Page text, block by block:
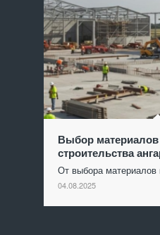
Выбор
строительства
От выбора материалов
04.08.2025